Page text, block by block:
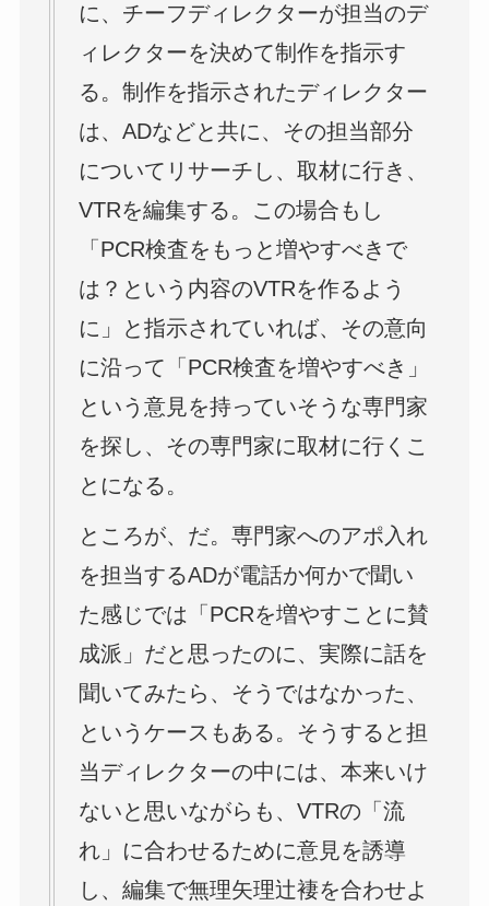
に、チーフディレクターが担当のデ
ィレクターを決めて制作を指示す
る。制作を指示されたディレクター
は、ADなどと共に、その担当部分
についてリサーチし、取材に行き、
VTRを編集する。この場合もし
「PCR検査をもっと増やすべきで
は？という内容のVTRを作るよう
に」と指示されていれば、その意向
に沿って「PCR検査を増やすべき」
という意見を持っていそうな専門家
を探し、その専門家に取材に行くこ
とになる。
ところが、だ。専門家へのアポ入れ
を担当するADが電話か何かで聞い
た感じでは「PCRを増やすことに賛
成派」だと思ったのに、実際に話を
聞いてみたら、そうではなかった、
というケースもある。そうすると担
当ディレクターの中には、本来いけ
ないと思いながらも、VTRの「流
れ」に合わせるために意見を誘導
し、編集で無理矢理辻褄を合わせよ